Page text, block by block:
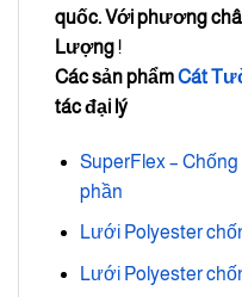
quốc. Với phương
Lượng!
Các sản phẩmCát
tác đại lý
SuperFlex –
phần
Lưới Polyester
Lưới Polyester